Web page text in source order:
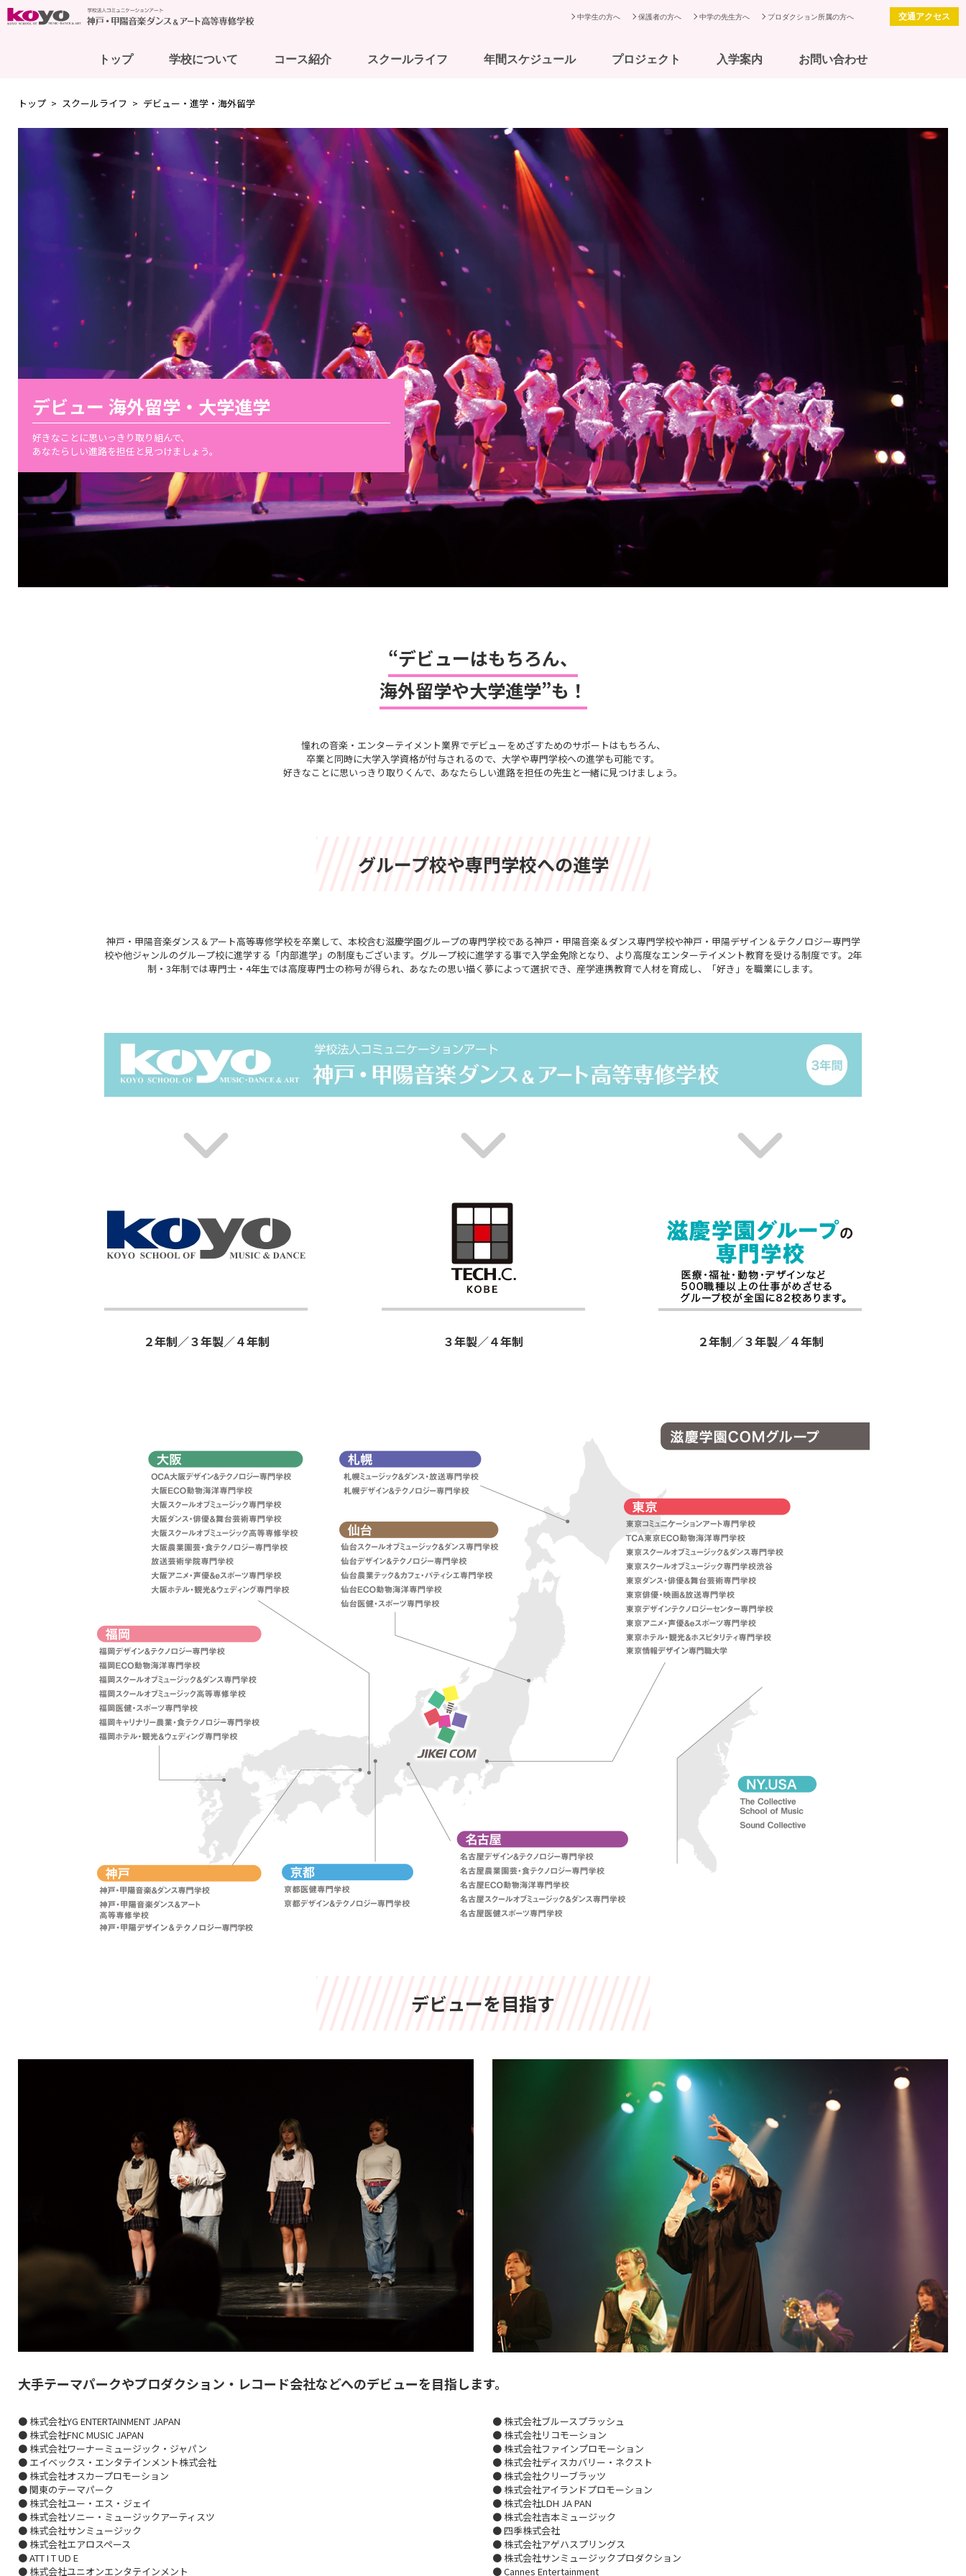
中学生の方へ 保護者の方へ 中学の先生方へ プロダクション所属の方へ 交通アクセス
トップ 学校について コース紹介 スクールライフ 年間スケジュール プロジェクト 入学案内 お問い合わせ
トップ スクールライフ デビュー・進学・海外留学
デビュー 海外留学・大学進学
好きなことに思いっきり取り組んで、
あなたらしい進路を担任と見つけましょう。
“デビューはもちろん、
海外留学や大学進学”も！
憧れの音楽・エンターテイメント業界でデビューをめざすためのサポートはもちろん、
卒業と同時に大学入学資格が付与されるので、大学や専門学校への進学も可能です。
好きなことに思いっきり取りくんで、あなたらしい進路を担任の先生と一緒に見つけましょう。
グループ校や専門学校への進学
神戸・甲陽音楽ダンス＆アート高等専修学校を卒業して、本校含む滋慶学園グループの専門学校である神戸・甲陽音楽＆ダンス専門学校や神戸・甲陽デザイン＆テクノロジー専門学
校や他ジャンルのグループ校に進学する「内部進学」の制度もございます。グループ校に進学する事で入学金免除となり、より高度なエンターテイメント教育を受ける制度です。2年
制・3年制では専門士・4年生では高度専門士の称号が得られ、あなたの思い描く夢によって選択でき、産学連携教育で人材を育成し、「好き」を職業にします。
２年制／３年製／４年制 ３年製／４年制 ２年制／３年製／４年制
デビューを目指す
大手テーマパークやプロダクション・レコード会社などへのデビューを目指します。
● 株式会社YG ENTERTAINMENT JAPAN
● 株式会社FNC MUSIC JAPAN
● 株式会社ワーナーミュージック・ジャパン
● エイベックス・エンタテインメント株式会社
● 株式会社オスカープロモーション
● 関東のテーマパーク
● 株式会社ユー・エス・ジェイ
● 株式会社ソニー・ミュージックアーティスツ
● 株式会社サンミュージック
● 株式会社エアロスペース
● ATT I T UD E
● 株式会社ユニオンエンタテインメント
● 株式会社ブルースプラッシュ
● 株式会社リコモーション
● 株式会社ファインプロモーション
● 株式会社ディスカバリー・ネクスト
● 株式会社クリーブラッツ
● 株式会社アイランドプロモーション
● 株式会社LDH JA PAN
● 株式会社吉本ミュージック
● 四季株式会社
● 株式会社アゲハスプリングス
● 株式会社サンミュージックプロダクション
● Cannes Entertainment